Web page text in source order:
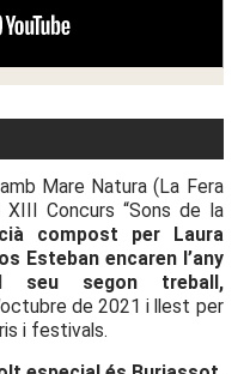
Mare Natura (La Fera
Concurs “Sons de la
compost per Laura
Esteban encaren l’any
seu segon treball,
de 2021 i llest per
i festivals.